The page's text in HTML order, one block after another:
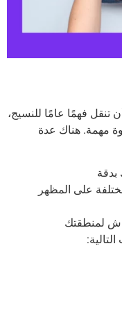
تنقل فهمًا عامًا للنسيج،
مهمة. هناك عدة
على المظهر
لمنطقتك